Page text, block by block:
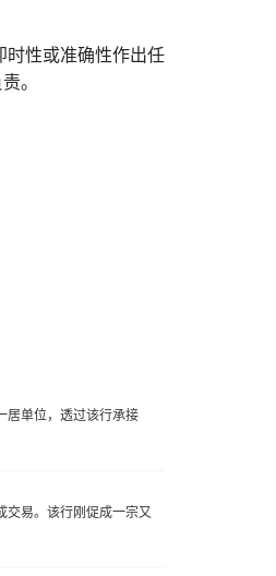
时性或准确性作出任
。
居单位，透过该行承接
交易。该行刚促成一宗又